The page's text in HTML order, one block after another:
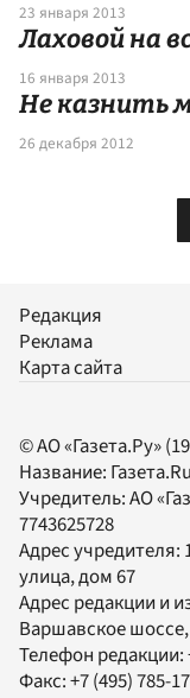
23 января 2013
Лаховой на
16 января 2013
Не казнить
26 декабря 2012
Редакция
Реклама
Карта сайта
© АО «Газета.Ру»
Название: Газета.Ru
Учредитель:АО
7743625728
Адрес учредителя:
улица, дом 67
Адрес редакции и
Варшавское шоссе,
Телефон редакции:
Факс:+7 (495) 785-